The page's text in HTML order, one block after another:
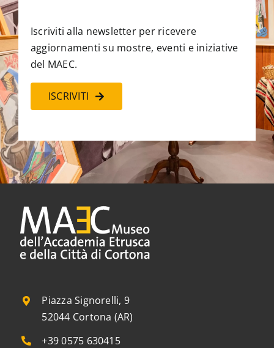
Iscriviti alla newsletter per ricevere
aggiornamenti su mostre, eventi e iniziative
del MAEC.
ISCRIVITI
Piazza Signorelli, 9
52044 Cortona (AR)
+39 0575 630415